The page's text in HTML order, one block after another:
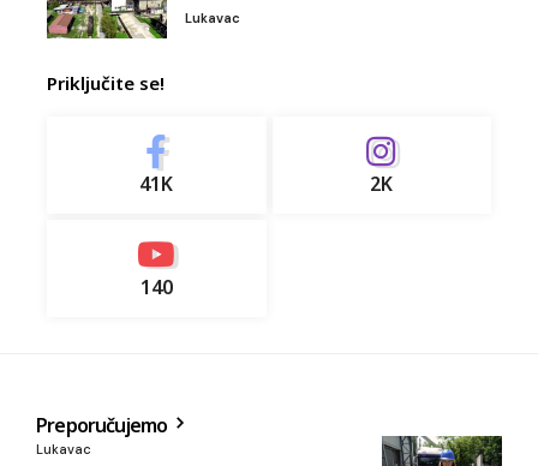
Lukavac
Priključite se!
41K 2K
140
Preporučujemo
Lukavac